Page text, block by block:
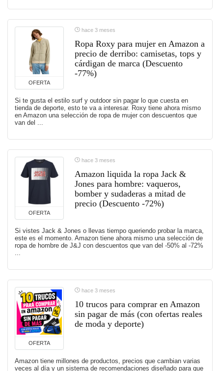
OFERTA
hace 3 meses
Ropa Roxy para mujer en Amazon a
precio de derribo: camisetas, tops y
cárdigan de marca (Descuento
-77%)
Si te gusta el estilo surf y outdoor sin pagar lo que cuesta en
tienda de deporte, esto te va a interesar. Roxy tiene ahora mismo
en Amazon una selección de ropa de mujer con descuentos que
van del ...
OFERTA
hace 3 meses
Amazon liquida la ropa Jack &
Jones para hombre: vaqueros,
bomber y sudaderas a mitad de
precio (Descuento -72%)
Si vistes Jack & Jones o llevas tiempo queriendo probar la marca,
este es el momento. Amazon tiene ahora mismo una selección de
ropa de hombre de J&J con descuentos que van del -50% al -72%
...
OFERTA
hace 3 meses
10 trucos para comprar en Amazon
sin pagar de más (con ofertas reales
de moda y deporte)
Amazon tiene millones de productos, precios que cambian varias
veces al día y un sistema de recomendaciones diseñado para que